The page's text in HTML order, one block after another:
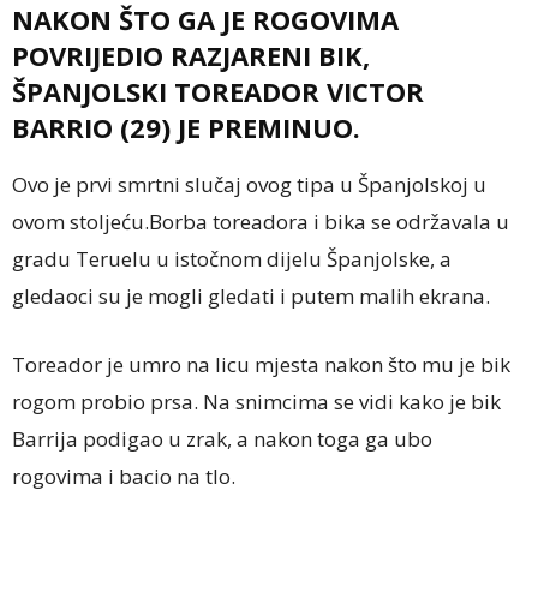
NAKON ŠTO GA JE ROGOVIMA
POVRIJEDIO RAZJARENI BIK,
ŠPANJOLSKI TOREADOR VICTOR
BARRIO (29) JE PREMINUO.
Ovo je prvi smrtni slučaj ovog tipa u Španjolskoj u
ovom stoljeću.Borba toreadora i bika se održavala u
gradu Teruelu u istočnom dijelu Španjolske, a
gledaoci su je mogli gledati i putem malih ekrana.
Toreador je umro na licu mjesta nakon što mu je bik
rogom probio prsa. Na snimcima se vidi kako je bik
Barrija podigao u zrak, a nakon toga ga ubo
rogovima i bacio na tlo.